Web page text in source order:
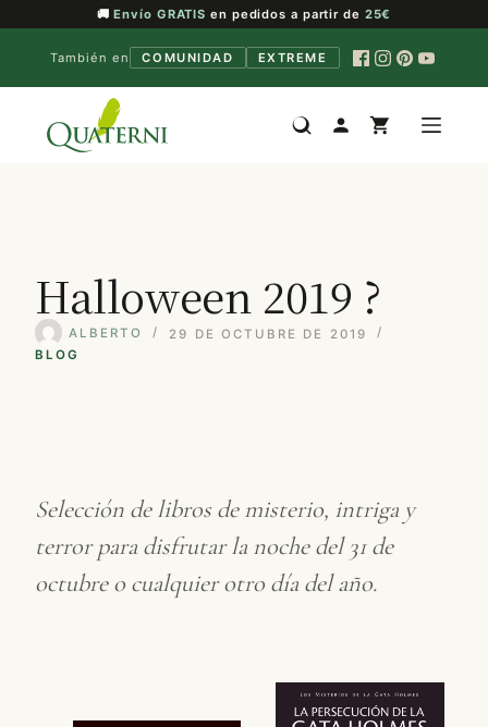
🚚Envío GRATIS en pedidos a partir de 25€
También en COMUNIDAD EXTREME
contenido
Halloween 2019 ?
ALBERTO
29 DE OCTUBRE DE 2019
BLOG
Selección de libros de misterio, intriga y
terror para disfrutar la noche del 31 de
octubre o cualquier otro día del año.